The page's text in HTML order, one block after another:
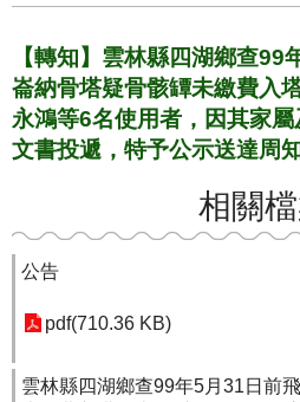
【轉知】雲林縣四湖鄉查99
崙納骨塔疑骨骸罈未繳費入
永鴻等6名使用者，因其家
文書投遞，特予公示送達周
相關
公告
pdf(710.36 KB)
雲林縣四湖鄉查99年5月31日前